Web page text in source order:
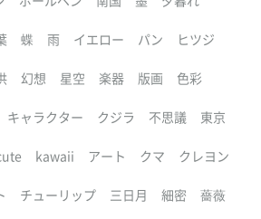
蝶 雨 イエロー パン ヒツジ
幻想 星空 楽器 版画 色彩
キャラクター クジラ 不思議 東京
kawaii アート クマ クレヨン
チューリップ 三日月 細密 薔薇